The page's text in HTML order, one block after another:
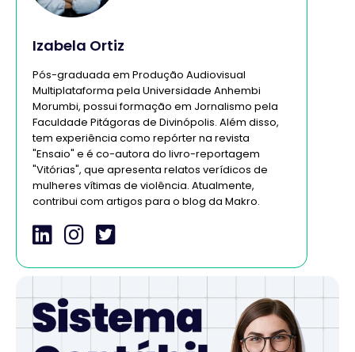
Izabela Ortiz
Pós-graduada em Produção Audiovisual
Multiplataforma pela Universidade Anhembi
Morumbi, possui formação em Jornalismo pela
Faculdade Pitágoras de Divinópolis. Além disso,
tem experiência como repórter na revista
"Ensaio" e é co-autora do livro-reportagem
"Vitórias", que apresenta relatos verídicos de
mulheres vítimas de violência. Atualmente,
contribui com artigos para o blog da Makro.